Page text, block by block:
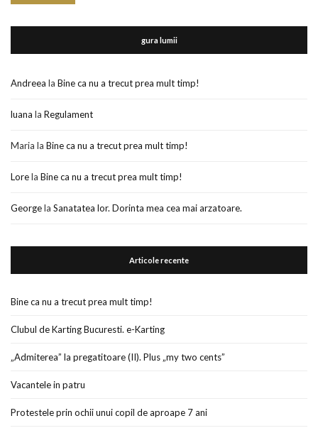
gura lumii
Andreea la Bine ca nu a trecut prea mult timp!
luana la Regulament
Maria la Bine ca nu a trecut prea mult timp!
Lorela Bine ca nu a trecut prea mult timp!
Georgela Sanatatea lor. Dorinta mea cea mai arzatoare.
Articole recente
Bine ca nu a trecut prea mult timp!
Clubul de Karting Bucuresti. e-Karting
„Admiterea” la pregatitoare (II). Plus „my two cents”
Vacantele in patru
Protestele prin ochii unui copil de aproape 7 ani